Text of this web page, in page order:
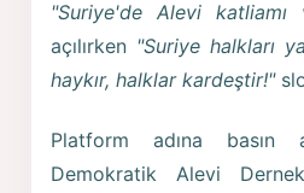
"Suriye'de Alevi katliamı
açılırken "Suriye halkları
haykır, halklar kardeştir!"
Platform adına basın
Demokratik Alevi